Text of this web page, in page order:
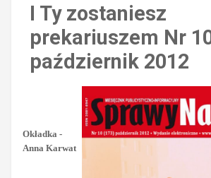
I Ty zostaniesz
prekariuszem Nr
październik 2012
Okładka -
Anna Karwat